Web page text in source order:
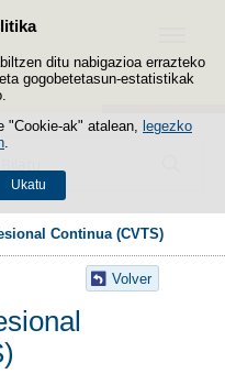
ditu nabigazioa errazteko
gogobetetasun-estatistikak
"Cookie-ak" atalean, legezko
Ukatu
salto egin
Menua
Continua (CVTS)
Volver